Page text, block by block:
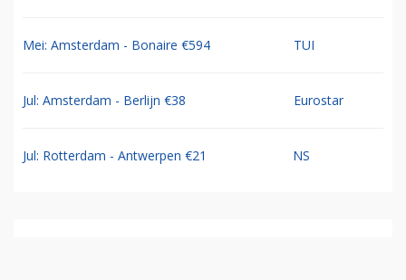
Mei: Amsterdam - Bonaire €594 TUI
Jul: Amsterdam - Berlijn €38 Eurostar
Jul: Rotterdam - Antwerpen €21 NS